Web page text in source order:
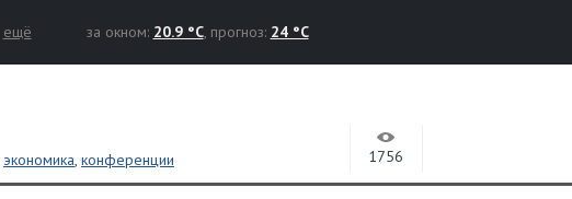
ещё за окном: 20.9 °C, прогноз: 24 °C
экономика,конференции 1756